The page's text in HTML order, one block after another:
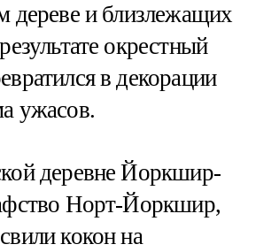
дереве и близлежащих
окрестный
в декорации
ужасов.
деревне Йоркшир-
Норт-Йоркшир,
кокон на